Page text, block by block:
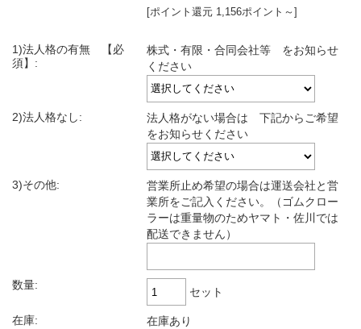
[ポイント還元 1,156ポイント～]
1)法人格の有無 【必
須】:
株式・有限・合同会社等 をお知らせ
ください
2)法人格なし:
法人格がない場合は 下記からご希望
をお知らせください
3)その他:
営業所止め希望の場合は運送会社と営
業所をご記入ください。（ゴムクロー
ラーは重量物のためヤマト・佐川では
配送できません）
数量:
セット
在庫: 在庫あり